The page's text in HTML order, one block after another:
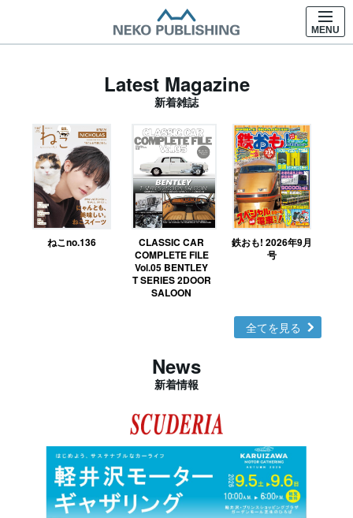
MENU
Latest Magazine
新着雑誌
ねこno.136
CLASSIC CAR
COMPLETE FILE
Vol.05 BENTLEY
T SERIES 2DOOR
SALOON
鉄おも! 2026年9月
号
全てを見る
News
新着情報